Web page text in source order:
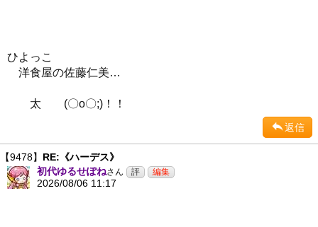
ひよっこ
洋食屋の佐藤仁美…
太 (〇o〇;)！！
返信
【9478】 RE:《ハーデス》
初代ゆるせぽねさん
2026/08/06 11:17